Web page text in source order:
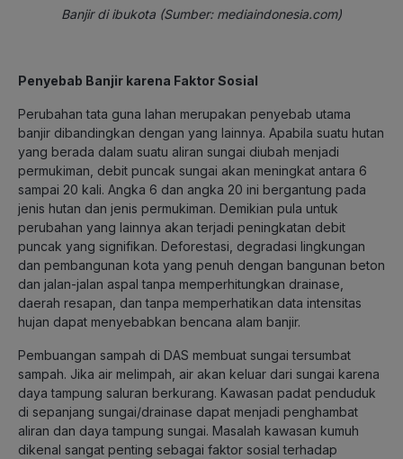
Banjir di ibukota (Sumber: mediaindonesia.com)
Penyebab Banjir karena Faktor Sosial
Perubahan tata guna lahan merupakan penyebab utama
banjir dibandingkan dengan yang lainnya. Apabila suatu hutan
yang berada dalam suatu aliran sungai diubah menjadi
permukiman, debit puncak sungai akan meningkat antara 6
sampai 20 kali. Angka 6 dan angka 20 ini bergantung pada
jenis hutan dan jenis permukiman. Demikian pula untuk
perubahan yang lainnya akan terjadi peningkatan debit
puncak yang signifikan. Deforestasi, degradasi lingkungan
dan pembangunan kota yang penuh dengan bangunan beton
dan jalan-jalan aspal tanpa memperhitungkan drainase,
daerah resapan, dan tanpa memperhatikan data intensitas
hujan dapat menyebabkan bencana alam banjir.
Pembuangan sampah di DAS membuat sungai tersumbat
sampah. Jika air melimpah, air akan keluar dari sungai karena
daya tampung saluran berkurang. Kawasan padat penduduk
di sepanjang sungai/drainase dapat menjadi penghambat
aliran dan daya tampung sungai. Masalah kawasan kumuh
dikenal sangat penting sebagai faktor sosial terhadap